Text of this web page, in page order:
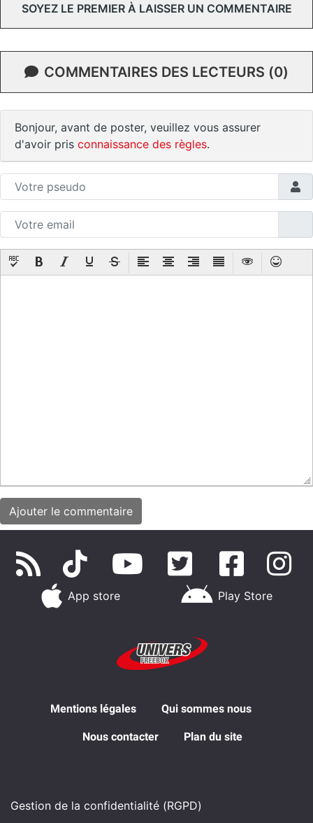
SOYEZ LE PREMIER À LAISSER UN COMMENTAIRE
COMMENTAIRES DES LECTEURS (0)
Bonjour, avant de poster, veuillez vous assurer
d'avoir pris connaissance des règles.
App store Play Store
Mentions légales Qui sommes nous
Nous contacter Plan du site
Gestion de la confidentialité (RGPD)